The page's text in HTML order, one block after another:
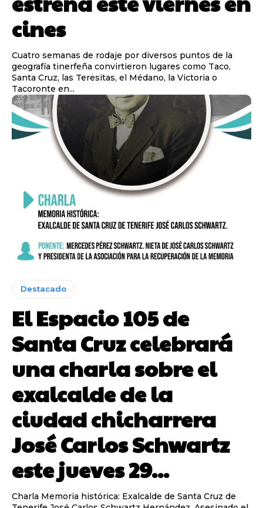
cines
Cuatro semanas de rodaje por diversos puntos de la
geografía tinerfeña convirtieron lugares como Taco,
Santa Cruz, las Teresitas, el Médano, la Victoria o
Tacoronte en...
Destacado
El Espacio 105 de
Santa Cruz celebrará
una charla sobre el
exalcalde de la
ciudad chicharrera
José Carlos Schwartz
este jueves 29...
Charla Memoria histórica: Exalcalde de Santa Cruz de